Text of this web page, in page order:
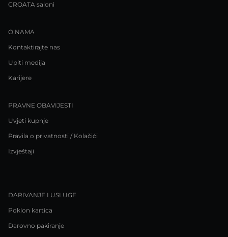
CROATA saloni
O NAMA
Kontaktirajte nas
Upiti medija
Karijere
PRAVNE OBAVIJESTI
Uvjeti kupnje
Pravila o privatnosti / Kolačići
Izvještaji
DARIVANJE I USLUGE
Poklon kartica
Darovno pakiranje